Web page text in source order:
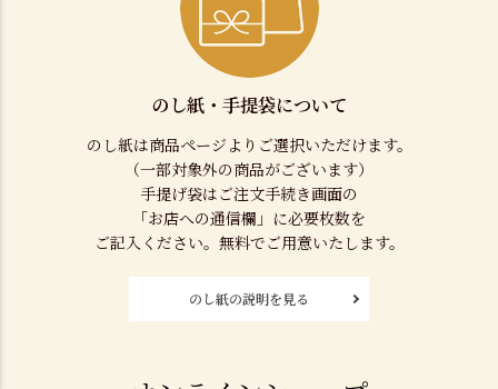
のし紙・手提袋について
のし紙は商品ページよりご選択いただけます。
（一部対象外の商品がございます）
手提げ袋はご注文手続き画面の
「お店への通信欄」に必要枚数を
ご記入ください。無料でご用意いたします。
のし紙の説明を見る